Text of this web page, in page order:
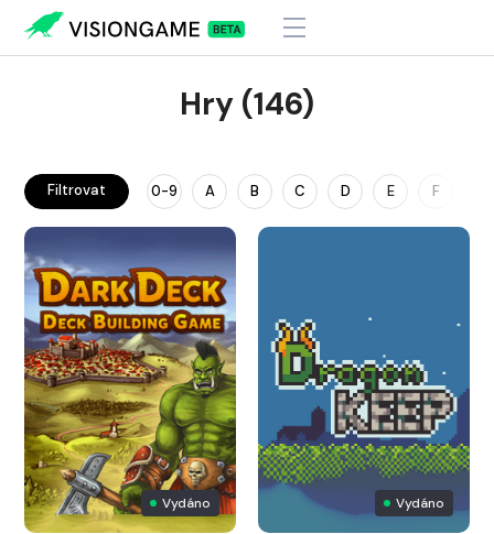
Hry (146)
Filtrovat 0-9 A B C D E F
Vydáno Vydáno